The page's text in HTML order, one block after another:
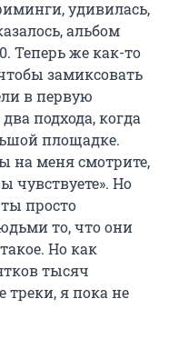
удивилась,
альбом
. Теперь же как-то
замиксовать
в первую
подхода, когда
площадке.
на меня смотрите,
чувствуете». Но
просто
то, что они
Но как
тысяч
треки, я пока не